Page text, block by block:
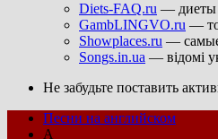
Diets-FAQ.ru — диеты
GambLINGVO.ru —
Showplaces.ru — самые
Songs.in.ua — відомі
Не забудьте поставить
Песни на английском
A